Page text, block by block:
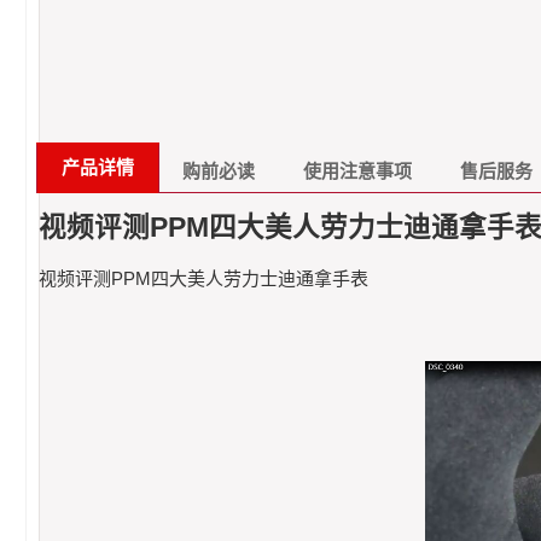
产品详情 购前必读 使用注意事项 售后服务
视频评测PPM四大美人劳力士迪通拿手表
视频评测PPM四大美人劳力士迪通拿手表